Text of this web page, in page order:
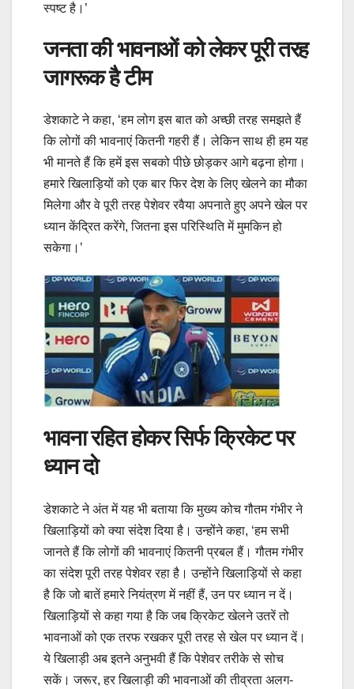
स्पष्ट है।’
जनता की भावनाओं को लेकर पूरी तरह
जागरूक है टीम
डेशकाटे ने कहा, ‘हम लोग इस बात को अच्छी तरह समझते हैं
कि लोगों की भावनाएं कितनी गहरी हैं। लेकिन साथ ही हम यह
भी मानते हैं कि हमें इस सबको पीछे छोड़कर आगे बढ़ना होगा।
हमारे खिलाड़ियों को एक बार फिर देश के लिए खेलने का मौका
मिलेगा और वे पूरी तरह पेशेवर रवैया अपनाते हुए अपने खेल पर
ध्यान केंद्रित करेंगे, जितना इस परिस्थिति में मुमकिन हो
सकेगा।’
भावना रहित होकर सिर्फ क्रिकेट पर
ध्यान दो
डेशकाटे ने अंत में यह भी बताया कि मुख्य कोच गौतम गंभीर ने
खिलाड़ियों को क्या संदेश दिया है। उन्होंने कहा, ‘हम सभी
जानते हैं कि लोगों की भावनाएं कितनी प्रबल हैं। गौतम गंभीर
का संदेश पूरी तरह पेशेवर रहा है। उन्होंने खिलाड़ियों से कहा
है कि जो बातें हमारे नियंत्रण में नहीं हैं, उन पर ध्यान न दें।
खिलाड़ियों से कहा गया है कि जब क्रिकेट खेलने उतरें तो
भावनाओं को एक तरफ रखकर पूरी तरह से खेल पर ध्यान दें।
ये खिलाड़ी अब इतने अनुभवी हैं कि पेशेवर तरीके से सोच
सकें। जरूर, हर खिलाड़ी की भावनाओं की तीव्रता अलग-